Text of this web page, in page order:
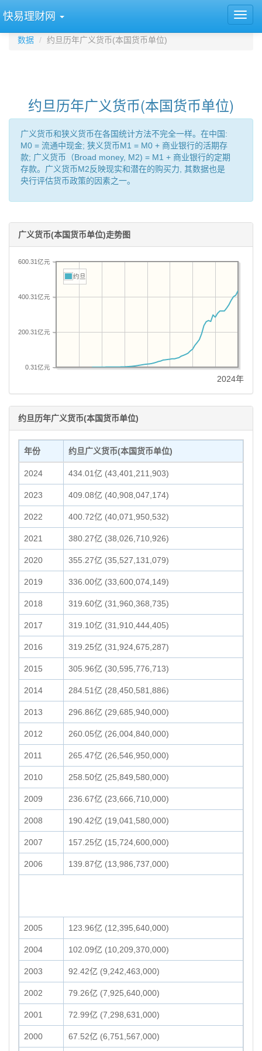
快易理财网
数据 约旦历年广义货币(本国货币单位)
约旦历年广义货币(本国货币单位)
广义货币和狭义货币在各国统计方法不完全一样。在中国:
M0 = 流通中现金; 狭义货币M1 = M0 + 商业银行的活期存
款; 广义货币（Broad money, M2) = M1 + 商业银行的定期
存款。广义货币M2反映现实和潜在的购买力, 其数据也是
央行评估货币政策的因素之一。
广义货币(本国货币单位)走势图
0.31亿元
200.31亿元
400.31亿元
600.31亿元
约旦
2024年
约旦历年广义货币(本国货币单位)
年份 约旦广义货币(本国货币单位)
2024 434.01亿 (43,401,211,903)
2023 409.08亿 (40,908,047,174)
2022 400.72亿 (40,071,950,532)
2021 380.27亿 (38,026,710,926)
2020 355.27亿 (35,527,131,079)
2019 336.00亿 (33,600,074,149)
2018 319.60亿 (31,960,368,735)
2017 319.10亿 (31,910,444,405)
2016 319.25亿 (31,924,675,287)
2015 305.96亿 (30,595,776,713)
2014 284.51亿 (28,450,581,886)
2013 296.86亿 (29,685,940,000)
2012 260.05亿 (26,004,840,000)
2011 265.47亿 (26,546,950,000)
2010 258.50亿 (25,849,580,000)
2009 236.67亿 (23,666,710,000)
2008 190.42亿 (19,041,580,000)
2007 157.25亿 (15,724,600,000)
2006 139.87亿 (13,986,737,000)
2005 123.96亿 (12,395,640,000)
2004 102.09亿 (10,209,370,000)
2003 92.42亿 (9,242,463,000)
2002 79.26亿 (7,925,640,000)
2001 72.99亿 (7,298,631,000)
2000 67.52亿 (6,751,567,000)